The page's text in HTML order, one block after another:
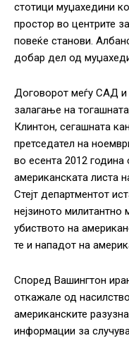
стотици муџахедини
простор во центрите
повеќе станови.
добар дел од
Договорот меѓу САД и
залагање на
Клинтон, сегашната
претседател на
во есента 2012 година
американската листа
Стејт департментот
нејзиното
убиството на
те и нападот на
Според Вашингтон
откажале од
американските
информации за